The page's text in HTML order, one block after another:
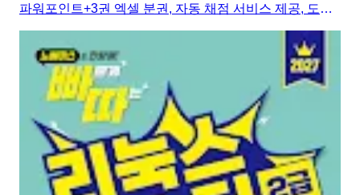
파워포인트+3권 엑셀 분권, 자동 채점 서비스 제공, 도서